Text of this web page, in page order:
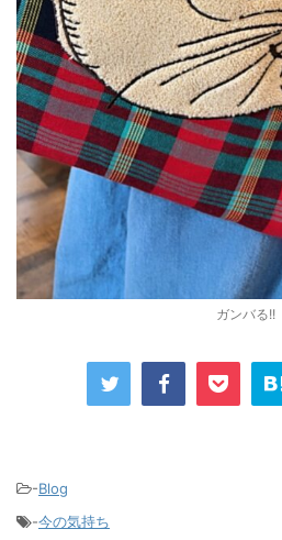
ガンバる!!
-Blog
-今の気持ち